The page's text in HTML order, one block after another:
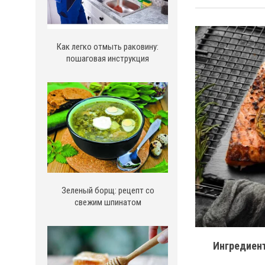
Как легко отмыть раковину:
пошаговая инструкция
Зеленый борщ: рецепт со
свежим шпинатом